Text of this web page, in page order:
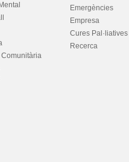
Comunitària
Emergències
Empresa
Cures Pal·liatives
Recerca